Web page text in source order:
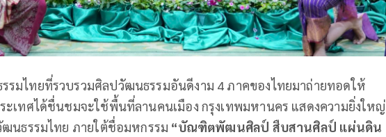
มไทยที่รวบรวมศิลปวัฒนธรรมอันดีงาม 4 ภาคของไทยมาถ่ายทอดให้
ะเทศได้ชื่นชมจะใช้พื้นที่ลานคนเมือง กรุงเทพมหานคร แสดงความยิ่งใหญ่
ฒนธรรมไทย ภายใต้ชื่อมหกรรม “บัณฑิตพัฒนศิลป์ สืบสานศิลป์ แผ่นดิน